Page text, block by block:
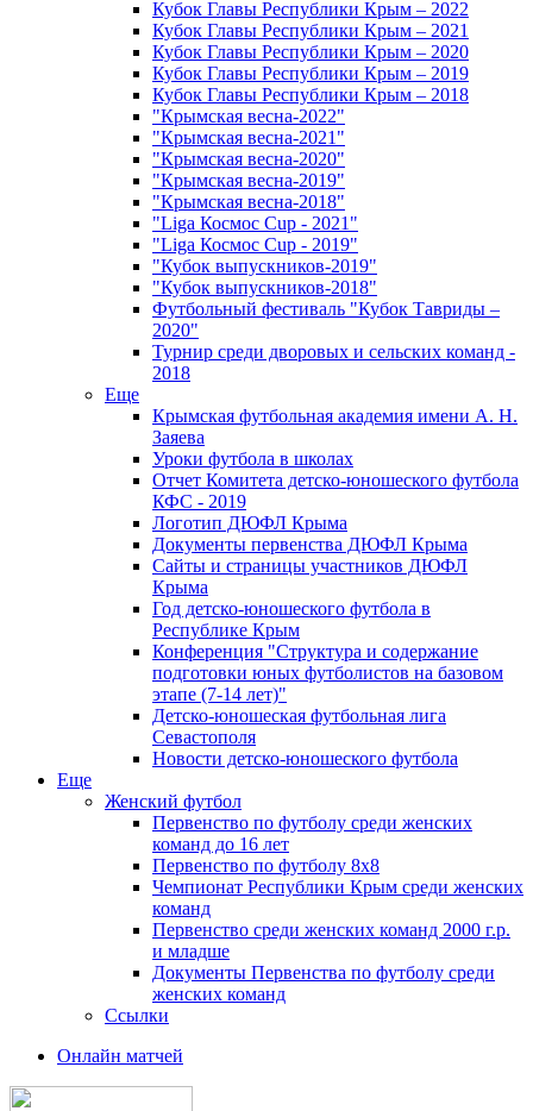
Кубок Главы Республики Крым – 2022
Кубок Главы Республики Крым – 2021
Кубок Главы Республики Крым – 2020
Кубок Главы Республики Крым – 2019
Кубок Главы Республики Крым – 2018
"Крымская весна-2022"
"Крымская весна-2021"
"Крымская весна-2020"
"Крымская весна-2019"
"Крымская весна-2018"
"Liga Космос Cup - 2021"
"Liga Космос Cup - 2019"
"Кубок выпускников-2019"
"Кубок выпускников-2018"
Футбольный фестиваль "Кубок Тавриды –
2020"
Турнир среди дворовых и сельских команд -
2018
Еще
Крымская футбольная академия имени А. Н.
Заяева
Уроки футбола в школах
Отчет Комитета детско-юношеского футбола
КФС - 2019
Логотип ДЮФЛ Крыма
Документы первенства ДЮФЛ Крыма
Сайты и страницы участников ДЮФЛ
Крыма
Год детско-юношеского футбола в
Республике Крым
Конференция "Структура и содержание
подготовки юных футболистов на базовом
этапе (7-14 лет)"
Детско-юношеская футбольная лига
Севастополя
Новости детско-юношеского футбола
Еще
Женский футбол
Первенство по футболу среди женских
команд до 16 лет
Первенство по футболу 8х8
Чемпионат Республики Крым среди женских
команд
Первенство среди женских команд 2000 г.р.
и младше
Документы Первенства по футболу среди
женских команд
Ссылки
Онлайн матчей